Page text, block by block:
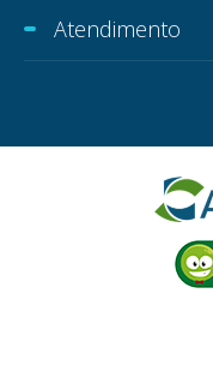
Atendimento